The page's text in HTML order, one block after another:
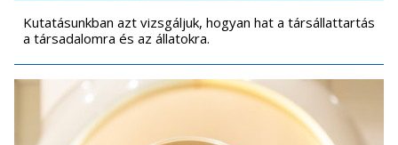
Kutatásunkban azt vizsgáljuk, hogyan hat a társállattartás
a társadalomra és az állatokra.